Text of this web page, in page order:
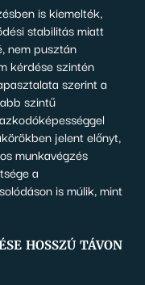
is kiemelték,
stabilitás miatt
nem pusztán
kérdése szintén
szerint a
szintű
jelent előnyt,
munkavégzés
a
is múlik, mint
hosszú távon